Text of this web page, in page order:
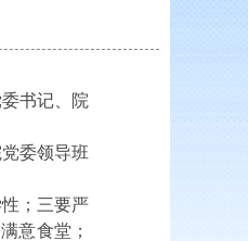
书记、院
委领导班
；三要严
意食堂；